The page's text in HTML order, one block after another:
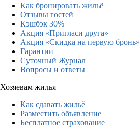
Как бронировать жильё
Отзывы гостей
Кэшбэк 30%
Акция «Пригласи друга»
Акция «Скидка на первую бронь»
Гарантии
Суточный Журнал
Вопросы и ответы
Хозяевам жилья
Как сдавать жильё
Разместить объявление
Бесплатное страхование